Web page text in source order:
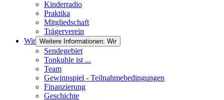
Kinderradio
Praktika
Mitgliedschaft
Trägerverein
Wir Weitere Informationen: Wir
Sendegebiet
Tonkuhle ist ...
Team
Gewinnspiel - Teilnahmebedingungen
Finanzierung
Geschichte